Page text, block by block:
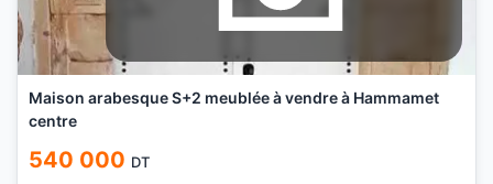
Maison arabesque S+2 meublée à vendre à Hammamet
centre
540 000 DT